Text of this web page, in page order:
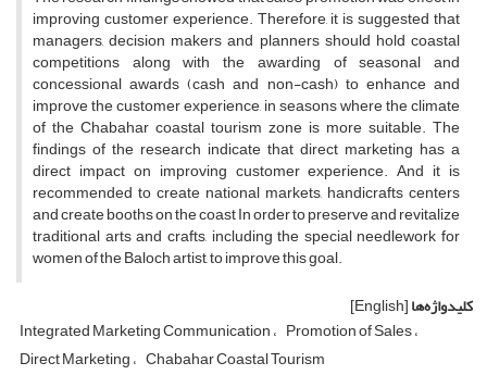
improving customer experience. Therefore, it is suggested that
managers, decision makers and planners should hold coastal
competitions along with the awarding of seasonal and
concessional awards (cash and non-cash) to enhance and
improve the customer experience, in seasons where the climate
of the Chabahar coastal tourism zone is more suitable. The
findings of the research indicate that direct marketing has a
direct impact on improving customer experience. And it is
recommended to create national markets, handicrafts centers
and create booths on the coast In order to preserve and revitalize
traditional arts and crafts, including the special needlework for
women of the Baloch artist, to improve this goal.
کلیدواژه‌ها[English]
Integrated Marketing Communication Promotion of Sales
Direct Marketing Chabahar Coastal Tourism